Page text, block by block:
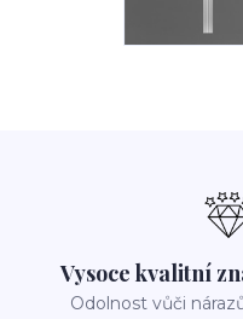
Vysoce kvalitní
Odolnost vůči